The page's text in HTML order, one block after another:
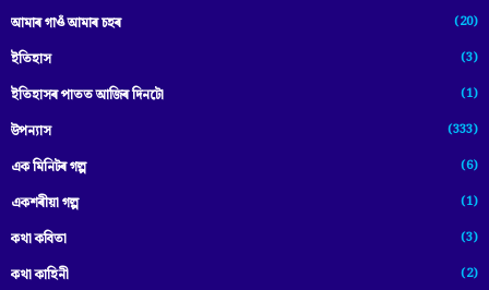
আমাৰ গাওঁ আমাৰ চহৰ (20)
ইতিহাস (3)
ইতিহাসৰ পাতত আজিৰ দিনটো (1)
উপন্যাস (333)
এক মিনিটৰ গল্প (6)
একশৰীয়া গল্প (1)
কথা কবিতা (3)
কথা কাহিনী (2)